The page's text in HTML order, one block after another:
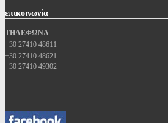
επικοινωνία
ΤΗΛΕΦΩΝΑ
+30 27410 48611
+30 27410 48621
+30 27410 49302